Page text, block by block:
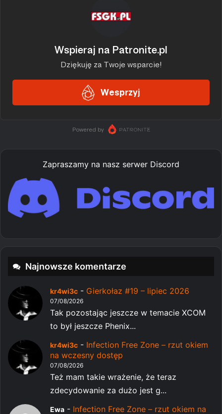
Zapraszamy na nasz serwer Discord
Najnowsze komentarze
kr4wi3c - Gierkołaz #19 – lipiec 2026
07/08/2026
Tak pozostając jeszcze w temacie XCOM
to był jeszcze Phenix...
kr4wi3c - Infection Free Zone – rzut okiem
na wczesny dostęp
07/08/2026
Też mam takie wrażenie, że teraz
zdecydowanie za dużo jest g...
Ewa - Infection Free Zone – rzut okiem na